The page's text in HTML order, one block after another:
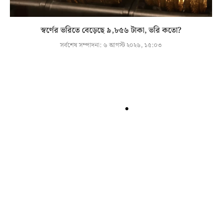
স্বর্ণের ভরিতে বেড়েছে ৯,৮৫৬ টাকা, ভরি কতো?
সর্বশেষ সম্পাদনা: ৬ আগস্ট ২০২৬, ১৫:০৩